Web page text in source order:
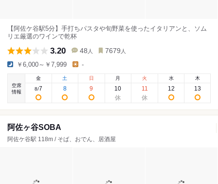
【阿佐ケ谷駅5分】手打ちパスタや旬野菜を使ったイタリアンと、ソム
リエ厳選のワインで乾杯
3.20 48 人 7679 人
￥6,000～￥7,999 -
空席
情報
金
8/7
土
8
日
9
月
10
火
11
水
12
木
13
阿佐ヶ谷SOBA
阿佐ケ谷駅 118m / そば、おでん、居酒屋